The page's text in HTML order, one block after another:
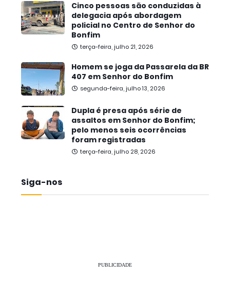
Cinco pessoas são conduzidas à
delegacia após abordagem
policial no Centro de Senhor do
Bonfim
terça-feira, julho 21, 2026
Homem se joga da Passarela da BR
407 em Senhor do Bonfim
segunda-feira, julho 13, 2026
Dupla é presa após série de
assaltos em Senhor do Bonfim;
pelo menos seis ocorrências
foram registradas
terça-feira, julho 28, 2026
Siga-nos
PUBLICIDADE